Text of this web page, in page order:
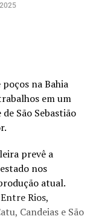
na Bahia
em um
São Sebastião
prevê a
nos
atual.
Rios,
Candeias e São